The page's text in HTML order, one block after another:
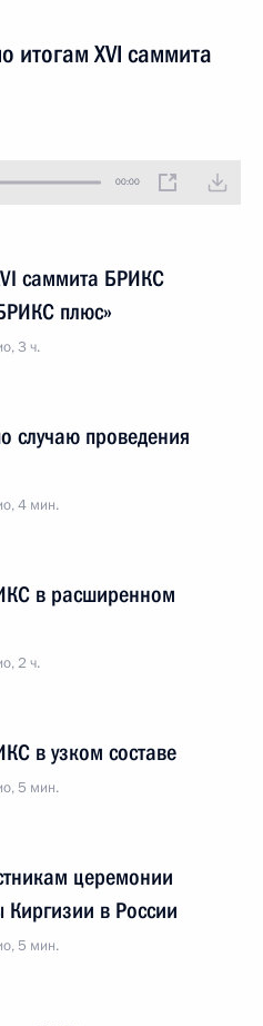
итогам XVI саммита
00:00
саммита БРИКС
плюс»
3 ч.
случаю проведения
4 мин.
в расширенном
2 ч.
в узком составе
5 мин.
церемонии
Киргизии в России
5 мин.